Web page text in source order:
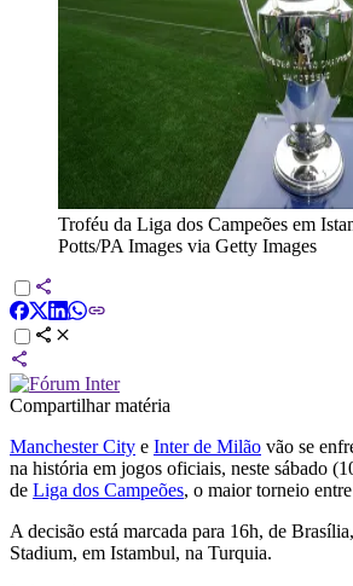
Troféu da Liga dos Campeões em
Potts/PA Images via Getty Images
Compartilhar matéria
Manchester City e Inter de Milão vão se
na história em jogos oficiais, neste sábado
de Liga dos Campeões, o maior torneio
A decisão está marcada para 16h, de
Stadium, em Istambul, na Turquia.